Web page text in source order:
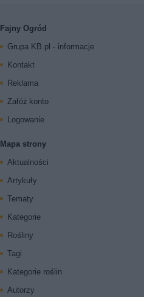
Fajny Ogród
Grupa KB.pl - informacje
Kontakt
Reklama
Załóż konto
Logowanie
Mapa strony
Aktualności
Artykuły
Tematy
Kategorie
Rośliny
Tagi
Kategorie roślin
Autorzy